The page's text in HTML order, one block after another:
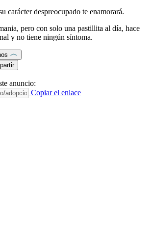
carácter despreocupado te enamorará.
pero con solo una pastillita al día, hace
y no tiene ningún síntoma.
anuncio:
Copiar el enlace